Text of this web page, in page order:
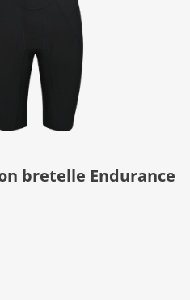
Pantaloncini con bretelle Endurance